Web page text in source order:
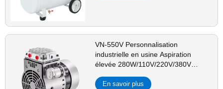
VN-550V Personnalisation
industrielle en usine Aspiration
élevée 280W/110V/220V/380V
silencieux sans huile pour laboratoire
En savoir plus